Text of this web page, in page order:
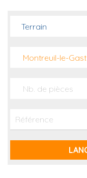
Terrain
Montreuil-le-Gast
Nb. de pièces